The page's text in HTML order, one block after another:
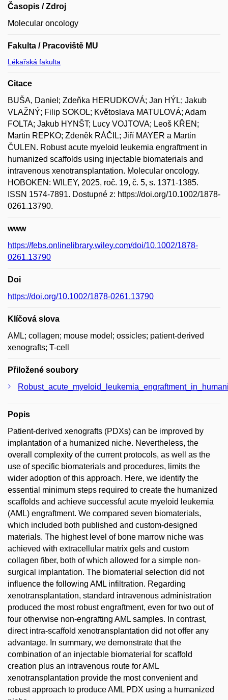
Časopis / Zdroj
Molecular oncology
Fakulta / Pracoviště MU
Lékařská fakulta
Citace
BUŠA, Daniel; Zdeňka HERUDKOVÁ; Jan HÝL; Jakub
VLAŽNÝ; Filip SOKOL; Květoslava MATULOVÁ; Adam
FOLTA; Jakub HYNŠT; Lucy VOJTOVA; Leoš KŘEN;
Martin REPKO; Zdeněk RÁČIL; Jiří MAYER a Martin
ČULEN. Robust acute myeloid leukemia engraftment in
humanized scaffolds using injectable biomaterials and
intravenous xenotransplantation. Molecular oncology.
HOBOKEN: WILEY, 2025, roč. 19, č. 5, s. 1371-1385.
ISSN 1574-7891. Dostupné z: https://doi.org/10.1002/1878-
0261.13790.
www
https://febs.onlinelibrary.wiley.com/doi/10.1002/1878-
0261.13790
Doi
https://doi.org/10.1002/1878-0261.13790
Klíčová slova
AML; collagen; mouse model; ossicles; patient-derived
xenografts; T-cell
Přiložené soubory
Popis
Patient-derived xenografts (PDXs) can be improved by
implantation of a humanized niche. Nevertheless, the
overall complexity of the current protocols, as well as the
use of specific biomaterials and procedures, limits the
wider adoption of this approach. Here, we identify the
essential minimum steps required to create the humanized
scaffolds and achieve successful acute myeloid leukemia
(AML) engraftment. We compared seven biomaterials,
which included both published and custom-designed
materials. The highest level of bone marrow niche was
achieved with extracellular matrix gels and custom
collagen fiber, both of which allowed for a simple non-
surgical implantation. The biomaterial selection did not
influence the following AML infiltration. Regarding
xenotransplantation, standard intravenous administration
produced the most robust engraftment, even for two out of
four otherwise non-engrafting AML samples. In contrast,
direct intra-scaffold xenotransplantation did not offer any
advantage. In summary, we demonstrate that the
combination of an injectable biomaterial for scaffold
creation plus an intravenous route for AML
xenotransplantation provide the most convenient and
robust approach to produce AML PDX using a humanized